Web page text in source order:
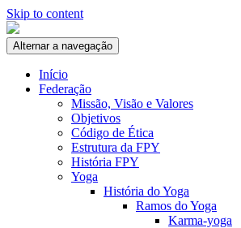
Skip to content
Alternar a navegação
Início
Federação
Missão, Visão e Valores
Objetivos
Código de Ética
Estrutura da FPY
História FPY
Yoga
História do Yoga
Ramos do Yoga
Karma-yoga